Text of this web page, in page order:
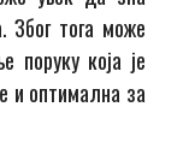
Због тога може
поруку која је
и оптимална за